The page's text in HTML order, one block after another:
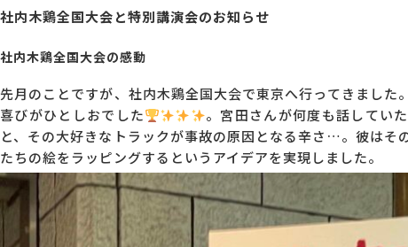
最新ブログ
会社概要
アクセス
採用情報
社内木鶏全国大会と特別講演会のお知らせ
社内木鶏全国大会の感動
先月のことですが、社内木鶏全国大会で東京へ行ってきました
喜びがひとしおでした
。宮田さんが何度も話してい
と、その大好きなトラックが事故の原因となる辛さ…。彼はそ
たちの絵をラッピングするというアイデアを実現しました。